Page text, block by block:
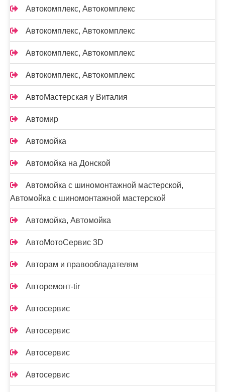
Автокомплекс, Автокомплекс
Автокомплекс, Автокомплекс
Автокомплекс, Автокомплекс
Автокомплекс, Автокомплекс
АвтоМастерская у Виталия
Автомир
Автомойка
Автомойка на Донской
Автомойка с шиномонтажной мастерской,
Автомойка с шиномонтажной мастерской
Автомойка, Автомойка
АвтоМотоСервис 3D
Авторам и правообладателям
Авторемонт-tir
Автосервис
Автосервис
Автосервис
Автосервис